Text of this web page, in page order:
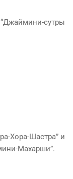
сутры
Хора-Шастра” и
Махарши”.